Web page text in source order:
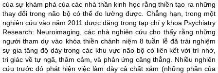
của sự khám phá của các nhà thần kinh học rằng thiền tạo ra những
thay đổi trong não bộ có thể đo lường được. Chẳng hạn, trong một
nghiên cứu vào năm 2011 được đăng trong tạp chí y khoa Psychiatry
Research: Neuroimaging, các nhà nghiên cứu cho thấy rằng những
người tham dự vào khóa thiền chánh niệm 8 tuần lễ đã trải nghiệm
sự gia tăng độ dày trong các khu vực não bộ có liên kết với trí nhớ,
tri giác về tự ngã, thâm cảm, và phản ứng căng thẳng. Nhiều nghiên
cứu trước đó phát hiện việc làm dày cả chất xám (những phần của